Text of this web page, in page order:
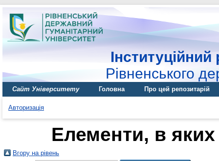
Інституційний
Рівненського
Сайт Університету Головна Про цей репозитарій
Авторизація
Елементи, в
Вгору на рівень